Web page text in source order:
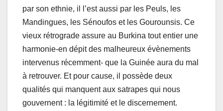
par son ethnie, il l’est aussi par les Peuls, les
Mandingues, les Sénoufos et les Gourounsis. Ce
vieux rétrograde assure au Burkina tout entier une
harmonie-en dépit des malheureux évènements
intervenus récemment- que la Guinée aura du mal
à retrouver. Et pour cause, il possède deux
qualités qui manquent aux satrapes qui nous
gouvernent : la légitimité et le discernement.